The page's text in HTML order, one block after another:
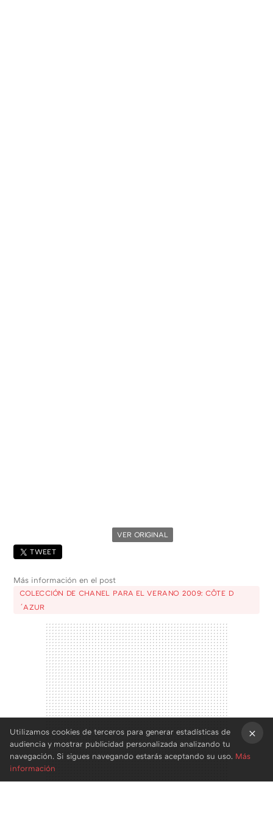
VER ORIGINAL
TWEET
Más información en el post
COLECCIÓN DE CHANEL PARA EL VERANO 2009: CÔTE D
´AZUR
Utilizamos cookies de terceros para generar estadísticas de
audiencia y mostrar publicidad personalizada analizando tu
navegación. Si sigues navegando estarás aceptando su uso. Más
información